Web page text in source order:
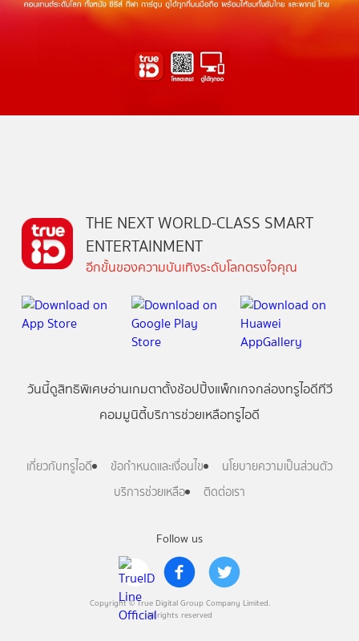
Follow us
Copyright © True Digital Group Company Limited.
All rights reserved
THE NEXT WORLD-CLASS SMART
ENTERTAINMENT
อีกขั้นของความบันเทิงระดับโลกตรงใจคุณ
วันนี้ดูสิทธิพิเศษอ่านเกมตาตั้งช้อปปิ้งแพ็กเกจกล่องทรูไอดีทีวี
คอมมูนิตี้บริการช่วยเหลือทรูไอดี
เกี่ยวกับทรูไอดี ข้อกำหนดและเงื่อนไข
นโยบายความเป็นส่วนตัว
บริการช่วยเหลือ
ติดต่อเรา